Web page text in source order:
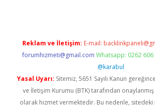
Reklam ve İletişim: E-mail:
forumhizmeti@gmail.com Whatsapp: 0262 606
@karabul
Yasal Uyarı: Sitemiz, 5651 Sayılı Kanun
ve İletişim Kurumu (BTK) tarafından onaylanmış
olarak hizmet vermektedir. Bu nedenle,